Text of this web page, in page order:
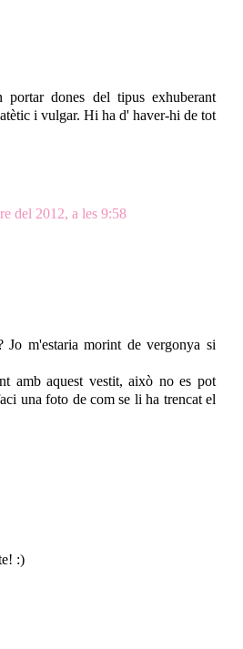
dones del tipus exhuberant
i vulgar. Hi ha d' haver-hi de tot
del 2012, a les 9:58
m'estaria morint de vergonya si
amb aquest vestit, això no es pot
una foto de com se li ha trencat el
:)